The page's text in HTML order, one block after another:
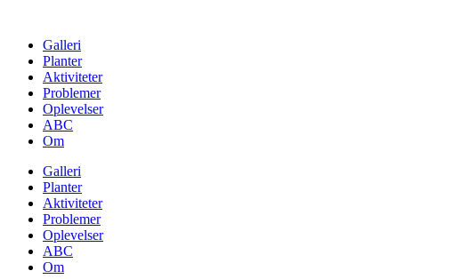
contentGalleri
Planter
Aktiviteter
Problemer
Oplevelser
ABC
Om
Galleri
Planter
Aktiviteter
Problemer
Oplevelser
ABC
Om